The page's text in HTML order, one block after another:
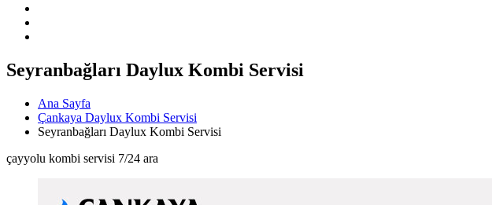
Seyranbağları Daylux Kombi Servisi
Ana Sayfa
Çankaya Daylux Kombi Servisi
Seyranbağları Daylux Kombi Servisi
çayyolu kombi servisi 7/24 ara